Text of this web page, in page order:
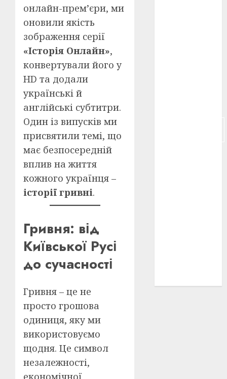
онлайн-прем’єри, ми
оновили якість
зображення серії
«Історія Онлайн»,
конвертували його у
HD та додали
українські й
англійські субтитри.
Один із випусків ми
присвятили темі, що
має безпосередній
вплив на життя
кожного українця –
історії гривні.
Гривня: від
Київської Русі
до сучасності
Гривня – це не
просто грошова
одиниця, яку ми
використовуємо
щодня. Це символ
незалежності,
економічної